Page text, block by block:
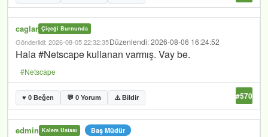
caglar Çiçeği Burnunda
Gönderildi: 2026-08-05 22:32:35Düzenlendi: 2026-08-06 16:24:52
Hala #Netscape kullanan varmış. Vay be.
#Netscape
♥ 0 Beğen 💬 0 Yorum ⚠️ Bildir #570
edmin Kalem Ustası Baş Müdür